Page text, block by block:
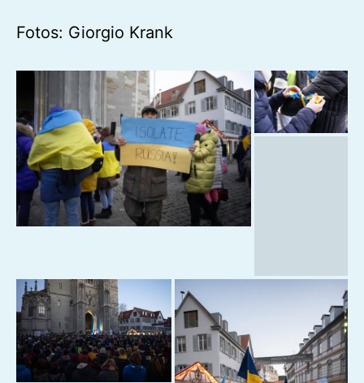
Fotos: Giorgio Krank